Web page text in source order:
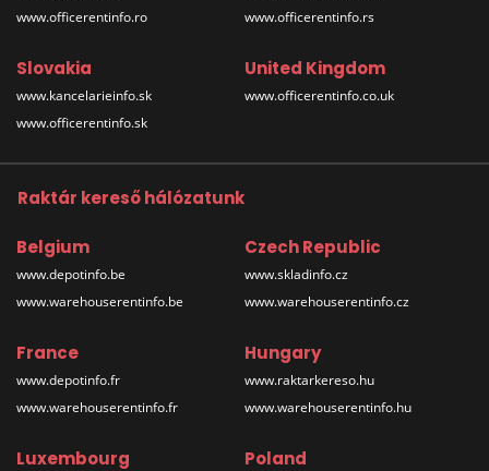
www.officerentinfo.ro
www.officerentinfo.rs
Slovakia
www.kancelarieinfo.sk
www.officerentinfo.sk
United Kingdom
www.officerentinfo.co.uk
Raktár kereső hálózatunk
Belgium
www.depotinfo.be
www.warehouserentinfo.be
Czech Republic
www.skladinfo.cz
www.warehouserentinfo.cz
France
www.depotinfo.fr
www.warehouserentinfo.fr
Hungary
www.raktarkereso.hu
www.warehouserentinfo.hu
Luxembourg Poland